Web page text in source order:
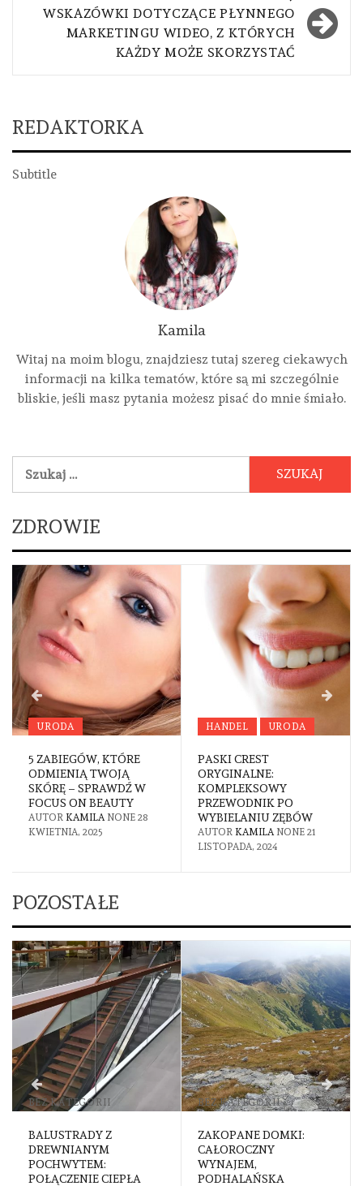
WSKAZÓWKI DOTYCZĄCE PŁYNNEGO
MARKETINGU WIDEO, Z KTÓRYCH
KAŻDY MOŻE SKORZYSTAĆ
REDAKTORKA
Subtitle
Kamila
Witaj na moim blogu, znajdziesz tutaj szereg ciekawych
informacji na kilka tematów, które są mi szczególnie
bliskie, jeśli masz pytania możesz pisać do mnie śmiało.
ZDROWIE
URODA
5 ZABIEGÓW, KTÓRE
ODMIENIĄ TWOJĄ
SKÓRĘ – SPRAWDŹ W
FOCUS ON BEAUTY
AUTOR KAMILA NONE 28
KWIETNIA, 2025
HANDEL URODA
PASKI CREST
ORYGINALNE:
KOMPLEKSOWY
PRZEWODNIK PO
WYBIELANIU ZĘBÓW
AUTOR KAMILA NONE 21
LISTOPADA, 2024
POZOSTAŁE
BEZ KATEGORII
BALUSTRADY Z
DREWNIANYM
POCHWYTEM:
POŁĄCZENIE CIEPŁA
BEZ KATEGORII
ZAKOPANE DOMKI:
CAŁOROCZNY
WYNAJEM,
PODHALAŃSKA